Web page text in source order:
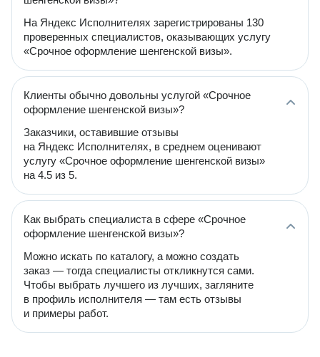
На Яндекс Исполнителях зарегистрированы 130
проверенных специалистов, оказывающих услугу
«Срочное оформление шенгенской визы».
Клиенты обычно довольны услугой «Срочное
оформление шенгенской визы»?
Заказчики, оставившие отзывы
на Яндекс Исполнителях, в среднем оценивают
услугу «Срочное оформление шенгенской визы»
на 4.5 из 5.
Как выбрать специалиста в сфере «Срочное
оформление шенгенской визы»?
Можно искать по каталогу, а можно создать
заказ — тогда специалисты откликнутся сами.
Чтобы выбрать лучшего из лучших, загляните
в профиль исполнителя — там есть отзывы
и примеры работ.